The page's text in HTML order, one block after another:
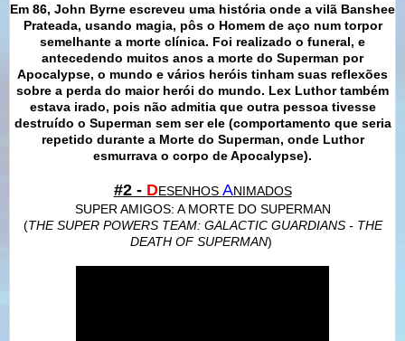
Em 86, John Byrne escreveu uma história onde a vilã Banshee
Prateada, usando magia, pôs o Homem de aço num torpor
semelhante a morte clínica. Foi realizado o funeral, e
antecedendo muitos anos a morte do Superman por
Apocalypse, o mundo e vários heróis tinham suas reflexões
sobre a perda do maior herói do mundo. Lex Luthor também
estava irado, pois não admitia que outra pessoa tivesse
destruído o Superman sem ser ele (comportamento que seria
repetido durante a Morte do Superman, onde Luthor
esmurrava o corpo de Apocalypse).
#2 - DESENHOS ANIMADOS
SUPER AMIGOS: A MORTE DO SUPERMAN
(THE SUPER POWERS TEAM: GALACTIC GUARDIANS - THE
DEATH OF SUPERMAN)